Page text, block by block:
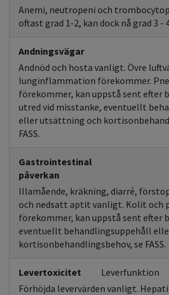
Anemi, neutropeni och
oftast grad 1-2, kan dock nå grad 3 -
Andningsvägar
Andnöd och hosta vanligt. Övre
lunginflammation förekommer.
förekommer, kan uppstå sent efter
utred vid misstanke, eventuellt
eller utsättning och
FASS.
Gastrointestinal
påverkan
Illamående, kräkning, diarré,
och nedsatt aptit vanligt. Kolit och
förekommer, kan uppstå sent efter
eventuellt behandlingsuppehåll
kortisonbehandlingsbehov, se FASS.
Levertoxicitet Leverfunktion
Förhöjda levervärden vanligt.